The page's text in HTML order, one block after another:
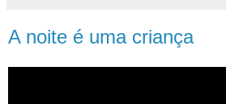
A noite é uma criança